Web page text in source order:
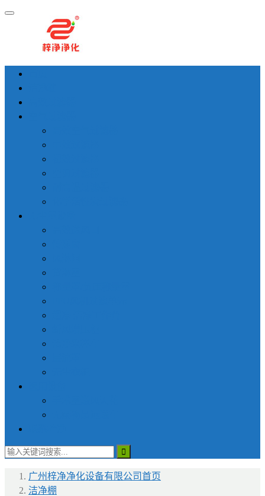
广州梓净净化设备有限公司首页
洁净棚